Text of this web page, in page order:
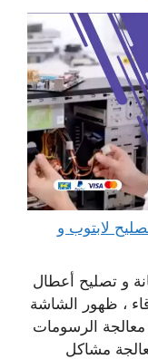
كمبيوتر صبحان 65511033 تصليح لابتوب و
و تصليح أعطال
، ظهور الشاشة
الرسومات
مشاكل